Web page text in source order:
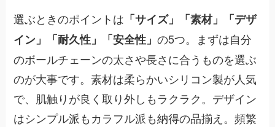
選ぶときのポイントは 「サイズ」「素材」「デザ
イン」「耐久性」「安全性」の5つ。まずは自分
のボールチェーンの太さや長さに合うものを選ぶ
のが大事です。素材は柔らかいシリコン製が人気
で、肌触りが良く取り外しもラクラク。デザイン
はシンプル派もカラフル派も納得の品揃え。頻繁